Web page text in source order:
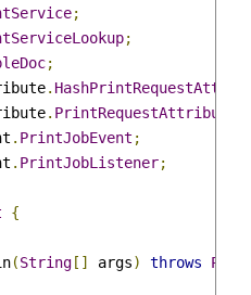
;
;
;
.
.
. PrintJobEvent ;
. PrintJobListener;
{
(String [] args) throws